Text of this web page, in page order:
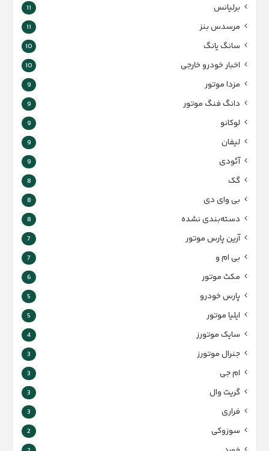
برلیانس 11
مرسدس بنز 11
سانگ یانگ 10
اخبار خودرو خارجی 10
مزدا موتور 9
دانگ فنگ موتور 9
لوکانو 9
لیفان 9
آئودی 9
گک 8
بی وای دی 8
دسته‌بندی نشده 8
آرین پارس موتور 7
بی ام و 7
مکث موتور 6
پارس‌ خودرو 5
ایلیا موتور 5
سایک موتورز 4
جنرال موتورز 3
ام جی 3
گریت وال 3
فراری 3
سوزوکی 2